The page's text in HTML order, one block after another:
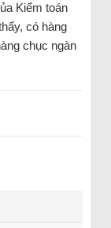
Kiểm toán
có hàng
chục ngàn